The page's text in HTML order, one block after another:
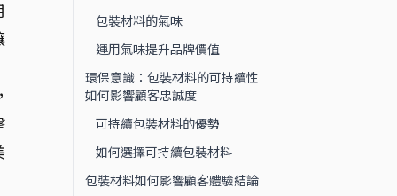
包裝材料的氣味
運用氣味提升品牌價值
環保意識：包裝材料的可持續性
如何影響顧客忠誠度
可持續包裝材料的優勢
如何選擇可持續包裝材料
包裝材料如何影響顧客體驗結論